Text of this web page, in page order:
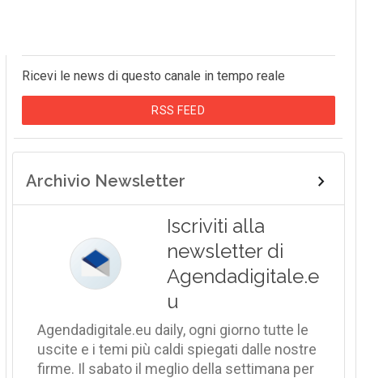
Ricevi le news di questo canale in tempo reale
RSS FEED
Archivio Newsletter
Iscriviti alla
newsletter di
Agendadigitale.e
u
Agendadigitale.eu daily, ogni giorno tutte le
uscite e i temi più caldi spiegati dalle nostre
firme. Il sabato il meglio della settimana per